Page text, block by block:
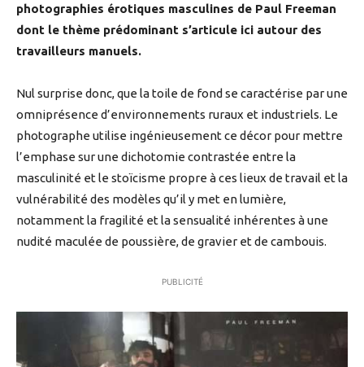
photographies érotiques masculines de Paul Freeman
dont le thème prédominant s’articule ici autour des
travailleurs manuels.
Nul surprise donc, que la toile de fond se caractérise par une
omniprésence d’environnements ruraux et industriels. Le
photographe utilise ingénieusement ce décor pour mettre
l’emphase sur une dichotomie contrastée entre la
masculinité et le stoïcisme propre à ces lieux de travail et la
vulnérabilité des modèles qu’il y met en lumière,
notamment la fragilité et la sensualité inhérentes à une
nudité maculée de poussière, de gravier et de cambouis.
PUBLICITÉ